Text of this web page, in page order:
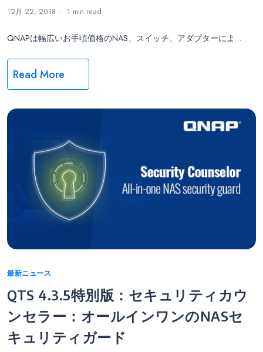
12月 22, 2018 1 min read
QNAPは幅広いお手頃価格のNAS、スイッチ、アダプターによ…
Read More
Categories
最新ニュース
QTS 4.3.5特別版：セキュリティカウ
ンセラー：オールインワンのNASセ
キュリティガード